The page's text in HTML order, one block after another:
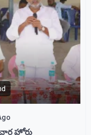
హోరు